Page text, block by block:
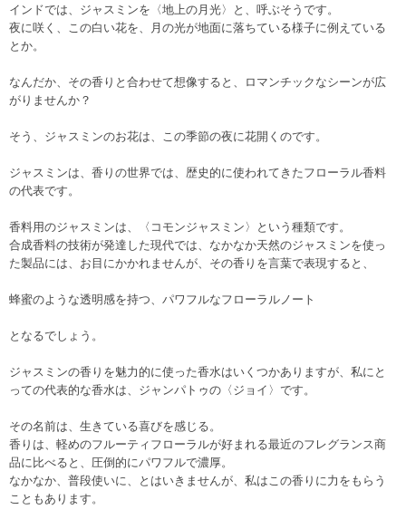
インドでは、ジャスミンを〈地上の月光〉と、呼ぶそうです。
夜に咲く、この白い花を、月の光が地面に落ちている様子に例えている
とか。
なんだか、その香りと合わせて想像すると、ロマンチックなシーンが広
がりませんか？
そう、ジャスミンのお花は、この季節の夜に花開くのです。
ジャスミンは、香りの世界では、歴史的に使われてきたフローラル香料
の代表です。
香料用のジャスミンは、〈コモンジャスミン〉という種類です。
合成香料の技術が発達した現代では、なかなか天然のジャスミンを使っ
た製品には、お目にかかれませんが、その香りを言葉で表現すると、
蜂蜜のような透明感を持つ、パワフルなフローラルノート
となるでしょう。
ジャスミンの香りを魅力的に使った香水はいくつかありますが、私にと
っての代表的な香水は、ジャンパトゥの〈ジョイ〉です。
その名前は、生きている喜びを感じる。
香りは、軽めのフルーティフローラルが好まれる最近のフレグランス商
品に比べると、圧倒的にパワフルで濃厚。
なかなか、普段使いに、とはいきませんが、私はこの香りに力をもらう
こともあります。